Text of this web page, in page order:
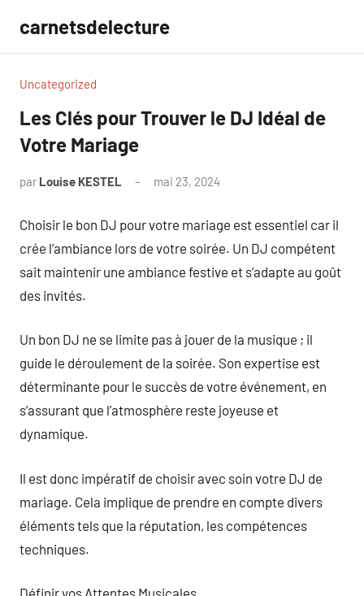
contenu
carnetsdelecture
Uncategorized
Les Clés pour Trouver le DJ Idéal de
Votre Mariage
par Louise KESTEL mai 23, 2024
Choisir le bon DJ pour votre mariage est essentiel car il
crée l’ambiance lors de votre soirée. Un DJ compétent
sait maintenir une ambiance festive et s’adapte au goût
des invités.
Un bon DJ ne se limite pas à jouer de la musique ; il
guide le déroulement de la soirée. Son expertise est
déterminante pour le succès de votre événement, en
s’assurant que l’atmosphère reste joyeuse et
dynamique.
Il est donc impératif de choisir avec soin votre DJ de
mariage. Cela implique de prendre en compte divers
éléments tels que la réputation, les compétences
techniques.
Définir vos Attentes Musicales